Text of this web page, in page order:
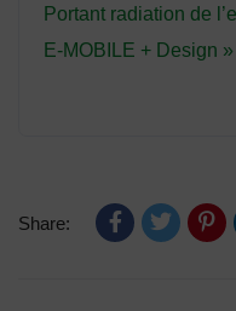
Portant radiation de
E-MOBILE + Design
Share: